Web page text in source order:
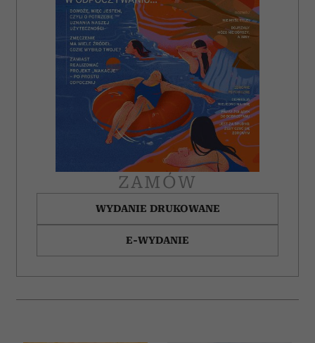
ZAMÓW
WYDANIE DRUKOWANE
E-WYDANIE